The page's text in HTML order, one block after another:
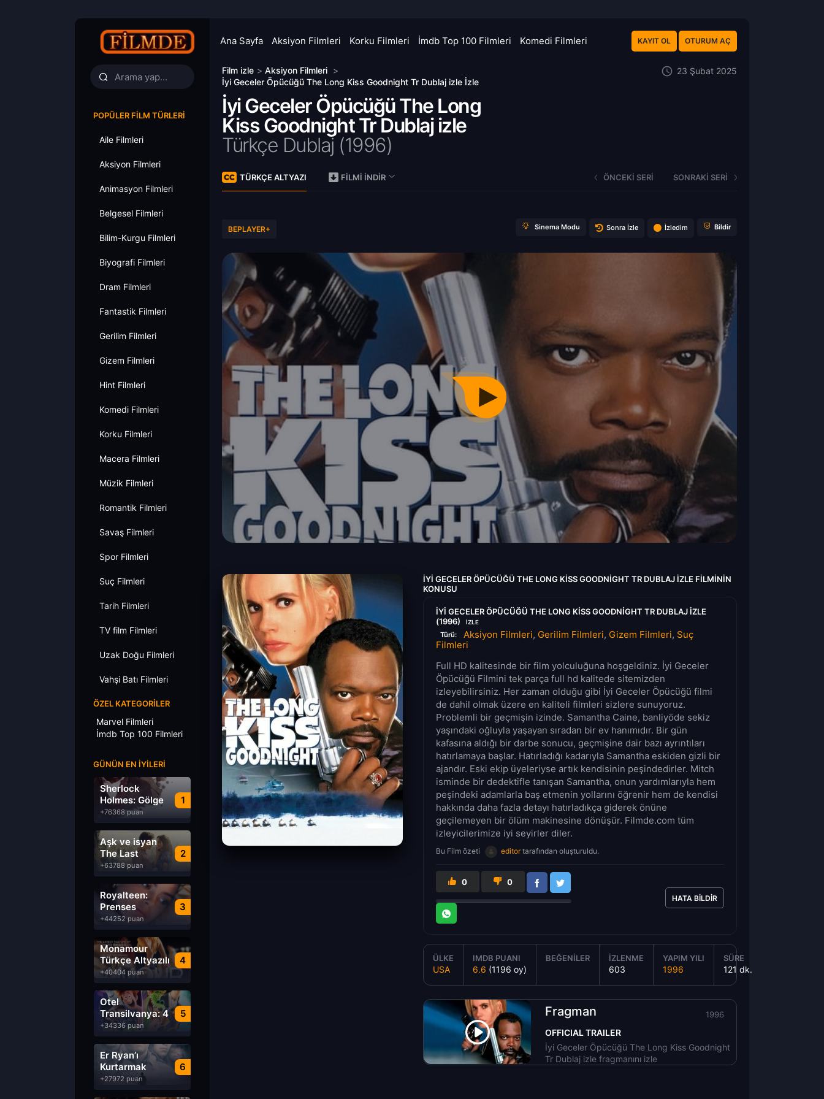
Ana Sayfa Aksiyon Filmleri Korku Filmleri İmdb Top 100 Filmleri Komedi Filmleri KAYIT OL OTURUM AÇ
POPÜLER FILM TÜRLERI
Aile Filmleri
Aksiyon Filmleri
Animasyon Filmleri
Belgesel Filmleri
Bilim-Kurgu Filmleri
Biyografi Filmleri
Dram Filmleri
Fantastik Filmleri
Gerilim Filmleri
Gizem Filmleri
Hint Filmleri
Komedi Filmleri
Korku Filmleri
Macera Filmleri
Müzik Filmleri
Romantik Filmleri
Savaş Filmleri
Spor Filmleri
Suç Filmleri
Tarih Filmleri
TV film Filmleri
Uzak Doğu Filmleri
Vahşi Batı Filmleri
ÖZEL KATEGORILER
Marvel Filmleri
İmdb Top 100 Filmleri
GÜNÜN EN İYILERI
1
Sherlock
Holmes: Gölge
Oyunları
+76368 puan
2
Aşk ve isyan
The Last
Parasido izle
+63788 puan
3
Royalteen:
Prenses
Margrethe izle
+44252 puan
4
Monamour
Türkçe Altyazılı
izle
+40404 puan
5
Otel
Transilvanya: 4
Transformanya
izle
+34336 puan
6
Er Ryan’ı
Kurtarmak
Saving Private
Ryan Türkçe
+27972 puan
Film izle > Aksiyon Filmleri >
İyi Geceler Öpücüğü The Long Kiss Goodnight Tr Dublaj izle İzle
23 Şubat 2025
İyi Geceler Öpücüğü The Long
Kiss Goodnight Tr Dublaj izle
Türkçe Dublaj (1996)
TÜRKÇE ALTYAZI FILMI İNDIR ÖNCEKI SERI SONRAKI SERI
BEPLAYER+ Sinema Modu Sonra İzle İzledim Bildir
İYI GECELER ÖPÜCÜĞÜ THE LONG KISS GOODNIGHT TR DUBLAJ IZLE FILMININ
KONUSU
İYI GECELER ÖPÜCÜĞÜ THE LONG KISS GOODNIGHT TR DUBLAJ IZLE
(1996)
IZLE
Türü: Aksiyon Filmleri, Gerilim Filmleri, Gizem Filmleri, Suç
Filmleri
Full HD kalitesinde bir film yolculuğuna hoşgeldiniz. İyi Geceler
Öpücüğü Filmini tek parça full hd kalitede sitemizden
izleyebilirsiniz. Her zaman olduğu gibi İyi Geceler Öpücüğü filmi
de dahil olmak üzere en kaliteli filmleri sizlere sunuyoruz.
Problemli bir geçmişin izinde. Samantha Caine, banliyöde sekiz
yaşındaki oğluyla yaşayan sıradan bir ev hanımıdır. Bir gün
kafasına aldığı bir darbe sonucu, geçmişine dair bazı ayrıntıları
hatırlamaya başlar. Hatırladığı kadarıyla Samantha eskiden gizli bir
ajandır. Eski ekip üyeleriyse artık kendisinin peşindedirler. Mitch
isminde bir dedektifle tanışan Samantha, onun yardımlarıyla hem
peşindeki adamlarla baş etmenin yollarını öğrenir hem de kendisi
hakkında daha fazla detayı hatırladıkça giderek önüne
geçilemeyen bir ölüm makinesine dönüşür. Filmde.com tüm
izleyicilerimize iyi seyirler diler.
Bu Film özeti editortarafından oluşturuldu.
0 0
HATA BILDIR
ÜLKE
USA
IMDB PUANI
6.6 (1196 oy)
BEĞENILER İZLENME
603
YAPIM YILI
1996
SÜRE
121 dk.
Fragman
OFFICIAL TRAILER
İyi Geceler Öpücüğü The Long Kiss Goodnight
Tr Dublaj izle fragmanını izle
1996